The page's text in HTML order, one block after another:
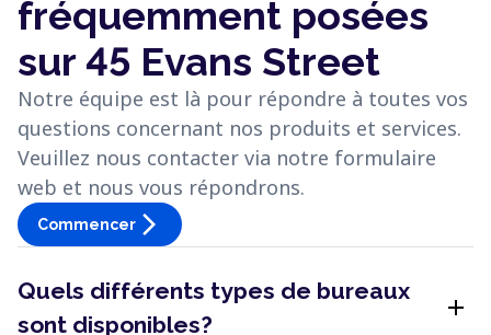
fréquemment posées
sur 45 Evans Street
Notre équipe est là pour répondre à toutes vos
questions concernant nos produits et services.
Veuillez nous contacter via notre formulaire
web et nous vous répondrons.
Commencer arrow_forward_ios
Quels différents types de bureaux
sont disponibles?
add